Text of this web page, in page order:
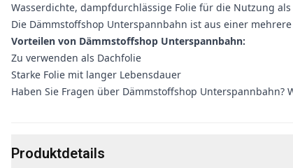
Wasserdichte, dampfdurchlässige Folie für die Nutzung
Die Dämmstoffshop Unterspannbahn ist aus einer
Vorteilen von Dämmstoffshop Unterspannbahn:
Zu verwenden als Dachfolie
Starke Folie mit langer Lebensdauer
Haben Sie Fragen über Dämmstoffshop
Produktdetails